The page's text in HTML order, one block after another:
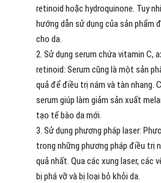
retinoid hoặc hydroquinone. Tuy
hướng dẫn sử dụng của sản phẩm
cho da.
Sử dụng serum chứa vitamin C,
retinoid: Serum cũng là một sản
quả để điều trị nám và tàn nhang.
serum giúp làm giảm sản xuất
tạo tế bào da mới.
Sử dụng phương pháp laser:
trong những phương pháp điều trị
quả nhất. Qua các xung laser, các
bị phá vỡ và bị loại bỏ khỏi da.